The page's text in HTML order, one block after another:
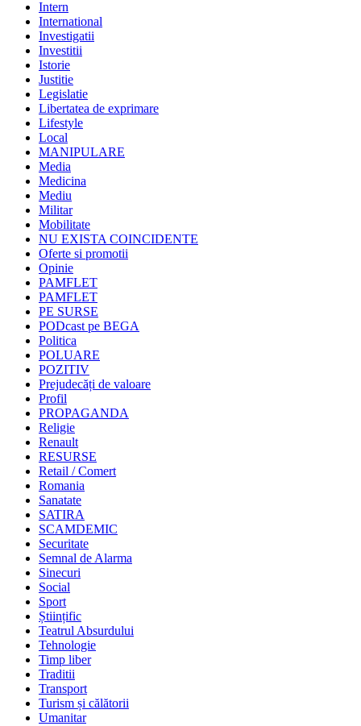
Intern
International
Investigatii
Investitii
Istorie
Justitie
Legislatie
Libertatea de exprimare
Lifestyle
Local
MANIPULARE
Media
Medicina
Mediu
Militar
Mobilitate
NU EXISTA COINCIDENTE
Oferte si promotii
Opinie
PAMFLET
PAMFLET
PE SURSE
PODcast pe BEGA
Politica
POLUARE
POZITIV
Prejudecăți de valoare
Profil
PROPAGANDA
Religie
Renault
RESURSE
Retail / Comert
Romania
Sanatate
SATIRA
SCAMDEMIC
Securitate
Semnal de Alarma
Sinecuri
Social
Sport
Științific
Teatrul Absurdului
Tehnologie
Timp liber
Traditii
Transport
Turism și călătorii
Umanitar